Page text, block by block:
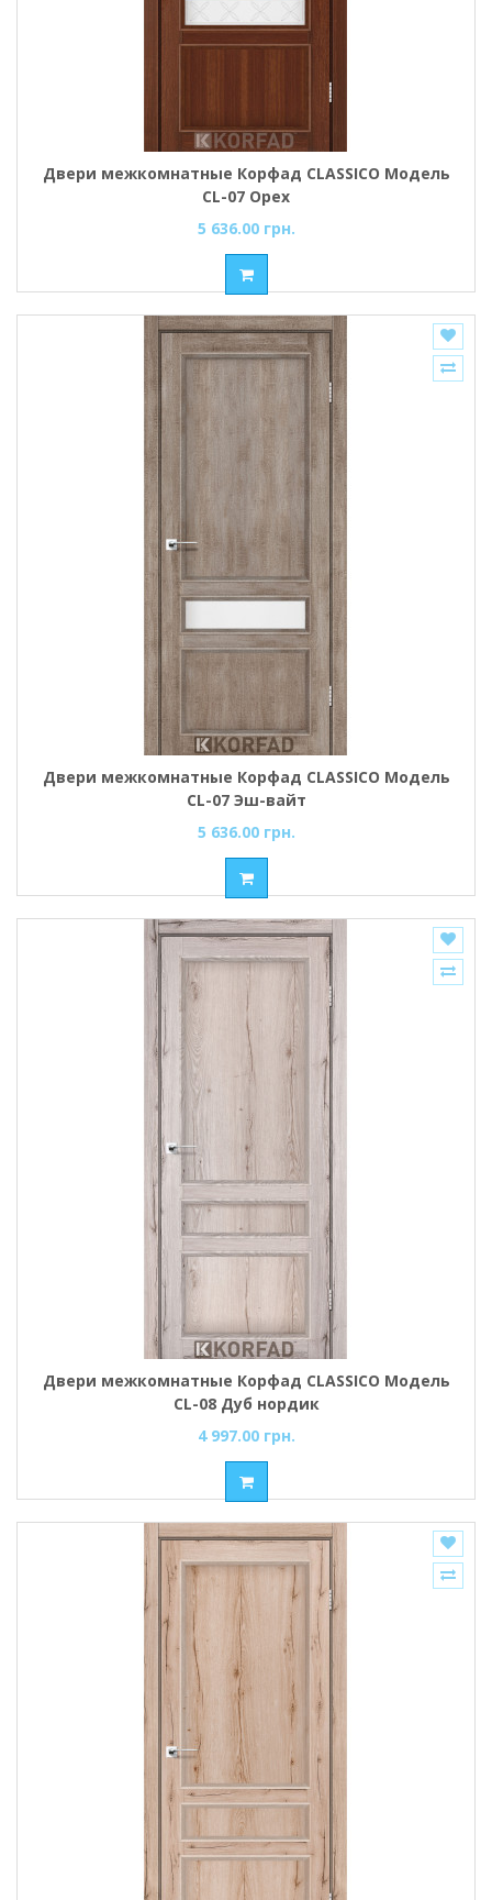
Двери межкомнатные Корфад CLASSICO Модель
CL-07 Орех
5 636.00 грн.
Двери межкомнатные Корфад CLASSICO Модель
CL-07 Эш-вайт
5 636.00 грн.
Двери межкомнатные Корфад CLASSICO Модель
CL-08 Дуб нордик
4 997.00 грн.